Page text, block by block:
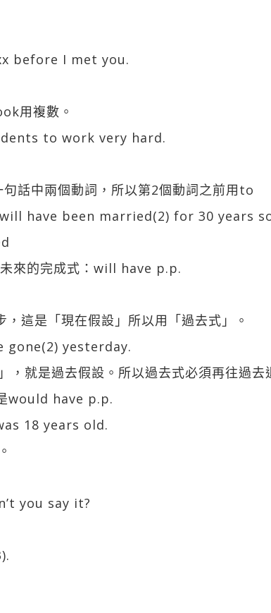
before I met you.
用複數。
to work very hard.
話中兩個動詞，所以第2個動詞之前用to
have been married(2) for 30 years
來的完成式：will have p.p.
這是「現在假設」所以用「過去式」。
gone(2) yesterday.
，就是過去假設。所以過去式必須再往過
would have p.p.
18 years old.
you say it?